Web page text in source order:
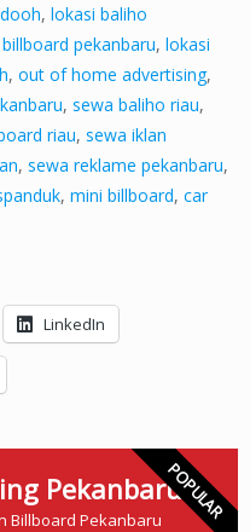
dooh, lokasi baliho
pekanbaru, lokasi
, out of home advertising,
, sewa baliho riau,
riau, sewa iklan
, sewa reklame pekanbaru,
, mini billboard, car
LinkedIn
Pekanbaru
Billboard PekanbaruPOPULAR